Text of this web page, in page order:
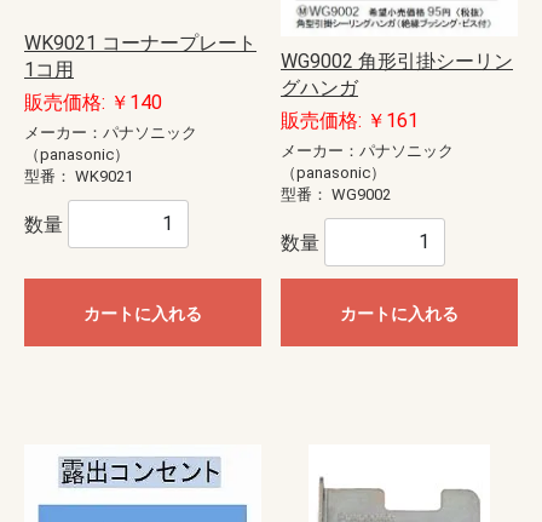
WK9021 コーナープレート
1コ用
販売価格: ￥140
メーカー：パナソニック
（panasonic）
型番： WK9021
数量
カートに入れる
WG9002 角形引掛シーリン
グハンガ
販売価格: ￥161
メーカー：パナソニック
（panasonic）
型番： WG9002
数量
カートに入れる